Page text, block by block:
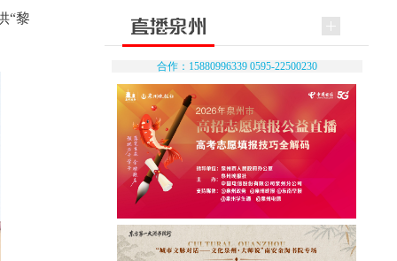
“黎
合作：15880996339 0595-22500230